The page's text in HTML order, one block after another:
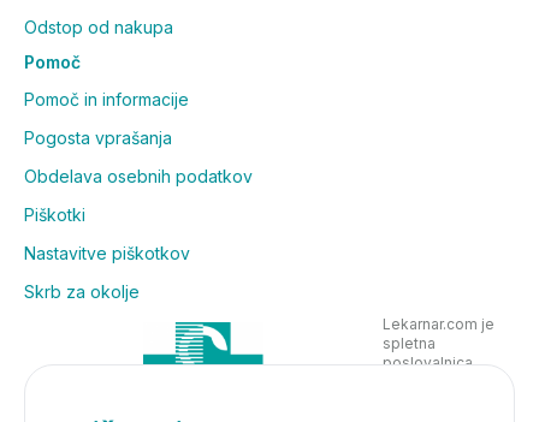
Odstop od nakupa
Pomoč
Pomoč in informacije
Pogosta vprašanja
Obdelava osebnih podatkov
Piškotki
Nastavitve piškotkov
Skrb za okolje
Lekarnar.com je
spletna
poslovalnica